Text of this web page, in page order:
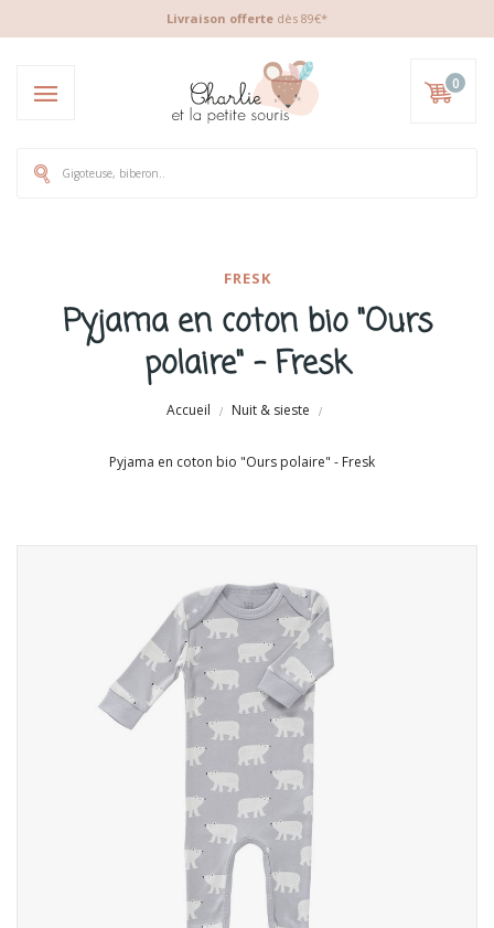
Livraison offerte dès 89€*
0
FRESK
Pyjama en coton bio "Ours
polaire" - Fresk
Accueil Nuit & sieste
Pyjama en coton bio "Ours polaire" - Fresk